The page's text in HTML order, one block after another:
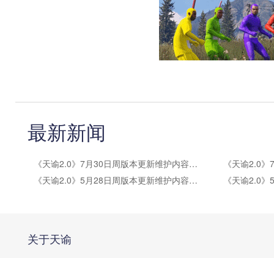
最新新闻
《天谕2.0》7月30日周版本更新维护内容公告
《天谕2.0》5月28日周版本更新维护内容公告
关于天谕